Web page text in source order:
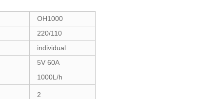
OH1000
220/110
individual
5V 60A
1000L/h
2